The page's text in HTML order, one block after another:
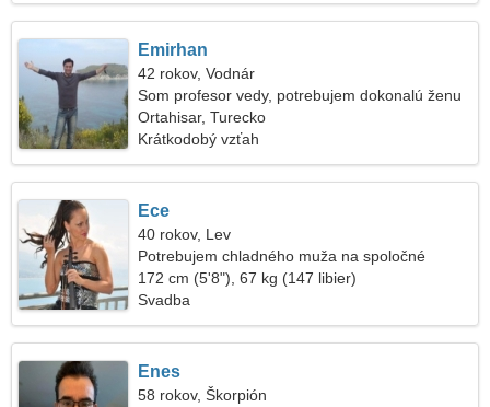
Emirhan
42 rokov, Vodnár
Som profesor vedy, potrebujem dokonalú ženu
Ortahisar, Turecko
Krátkodobý vzťah
Ece
40 rokov, Lev
Potrebujem chladného muža na spoločné
varenie
172 cm (5'8"), 67 kg (147 libier)
Svadba
Enes
58 rokov, Škorpión